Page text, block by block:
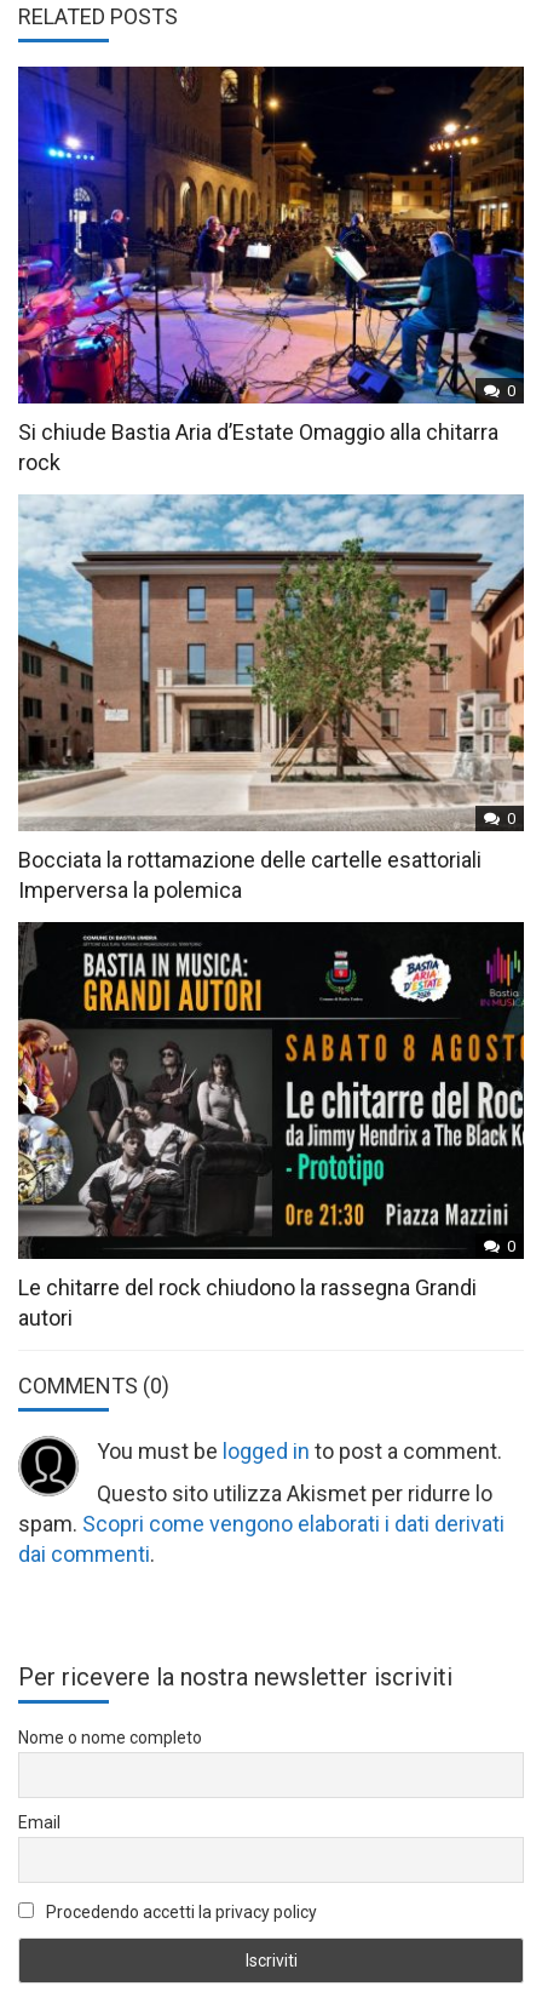
RELATED POSTS
0
Si chiude Bastia Aria d’Estate Omaggio alla chitarra
rock
0
Bocciata la rottamazione delle cartelle esattoriali
Imperversa la polemica
0
Le chitarre del rock chiudono la rassegna Grandi
autori
COMMENTS (0)
You must be logged in to post a comment.
Questo sito utilizza Akismet per ridurre lo
spam. Scopri come vengono elaborati i dati derivati
dai commenti.
Per ricevere la nostra newsletter iscriviti
Nome o nome completo
Email
Procedendo accetti la privacy policy